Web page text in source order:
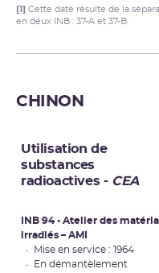
[1] Cette date résulte de la
en deux INB : 37-A et 37-B.
CHINON
Utilisation de
substances
radioactives - CEA
INB 94 • Atelier des
irradiés – AMI
• Mise en service : 1964
• En démantèlement